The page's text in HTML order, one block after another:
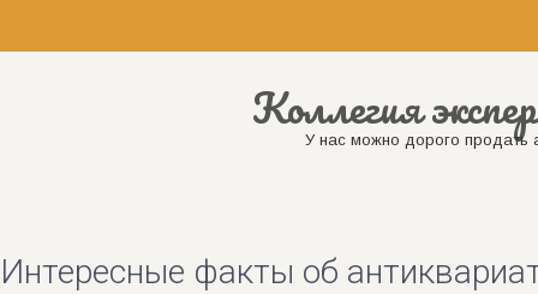
Коллегия
У нас можно дорого продать
Интересные факты об